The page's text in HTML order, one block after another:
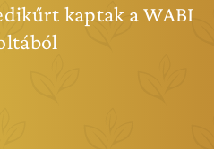
kaptak a WABI